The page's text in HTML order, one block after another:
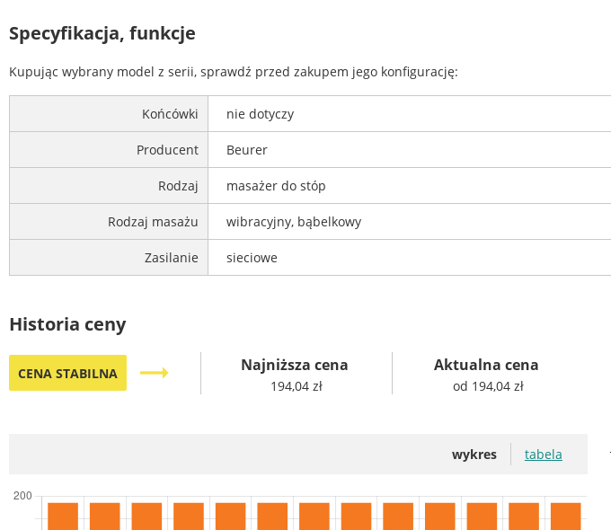
Specyfikacja, funkcje
Kupując wybrany model z serii, sprawdź przed zakupem jego konfigurację:
Końcówki nie dotyczy
Producent Beurer
Rodzaj masażer do stóp
Rodzaj masażu wibracyjny, bąbelkowy
Zasilanie sieciowe
Historia ceny
CENA STABILNA trending_flat Najniższa cena
194,04 zł
Aktualna cena
od 194,04 zł
wykres tabela